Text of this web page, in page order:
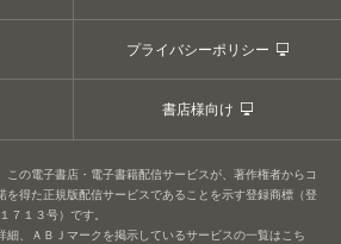
プライバシーポリシー
書店様向け
この電子書店・電子書籍配信サービスが、著作権者からコ
を得た正規版配信サービスであることを示す登録商標（登
７１３号）です。
細、ＡＢＪマークを掲示しているサービスの一覧はこち